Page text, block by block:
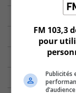
FM 103,3
pour
Publicités